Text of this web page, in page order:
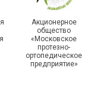
Акционерное
общество
«Московское
протезно-
ортопедическое
предприятие»